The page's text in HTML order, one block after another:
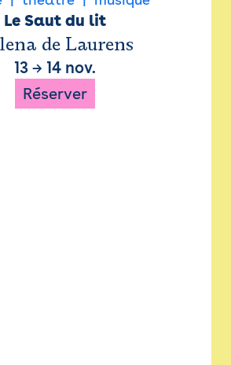
Le Saut du lit
de Laurens
13 → 14 nov.
Réserver